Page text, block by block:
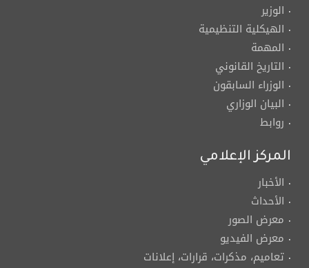
الوزير
الهيكلية التنظيمية
المهمة
التاريخ القانوني
الوزراء السابقون
البيان الوزاري
روابط
المركز الإعلامي
الأخبار
الأحداث
معرض الصور
معرض الفيديو
تعاميم، مذكرات، قرارات، إعلانات